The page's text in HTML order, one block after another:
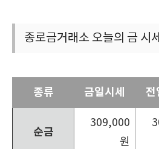
종로금거래소 오늘의 금 시세
종류 금일시세 전
순금
309,000
원